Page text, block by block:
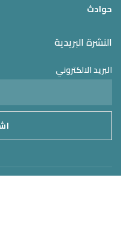
حوادث
النشرة البريدية
البريد الالكتروني